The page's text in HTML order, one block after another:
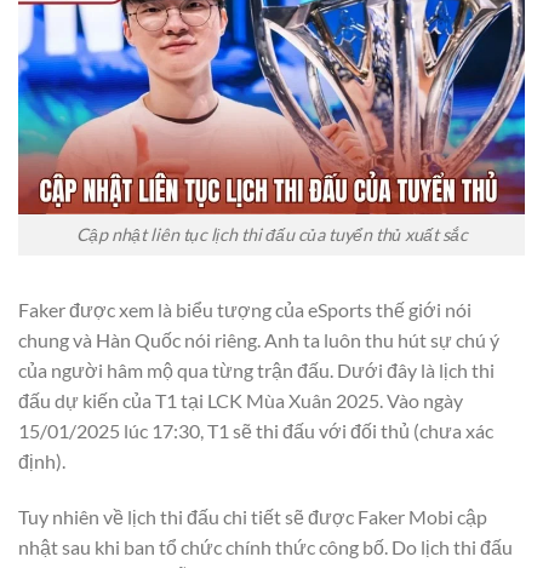
Cập nhật liên tục lịch thi đấu của tuyển thủ xuất sắc
Faker được xem là biểu tượng của eSports thế giới nói
chung và Hàn Quốc nói riêng. Anh ta luôn thu hút sự chú ý
của người hâm mộ qua từng trận đấu. Dưới đây là lịch thi
đấu dự kiến của T1 tại LCK Mùa Xuân 2025. Vào ngày
15/01/2025 lúc 17:30, T1 sẽ thi đấu với đối thủ (chưa xác
định).
Tuy nhiên về lịch thi đấu chi tiết sẽ được Faker Mobi cập
nhật sau khi ban tổ chức chính thức công bố. Do lịch thi đấu